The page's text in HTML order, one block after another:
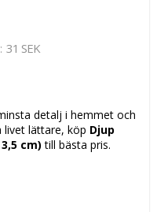
31 SEK
detalj i hemmet och
lättare, köp Djup
cm) till bästa pris.